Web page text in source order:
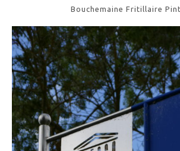
Bouchemaine Fritillaire